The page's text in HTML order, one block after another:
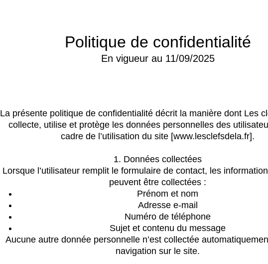
Politique de confidentialité
En vigueur au 11/09/2025
La présente politique de confidentialité décrit la manière dont Les
collecte, utilise et protège les données personnelles des
cadre de l’utilisation du site [www.lesclefsdela.fr].
1. Données collectées
Lorsque l’utilisateur remplit le formulaire de contact, les
peuvent être collectées :
Prénom et nom
Adresse e-mail
Numéro de téléphone
Sujet et contenu du message
Aucune autre donnée personnelle n’est collectée
navigation sur le site.